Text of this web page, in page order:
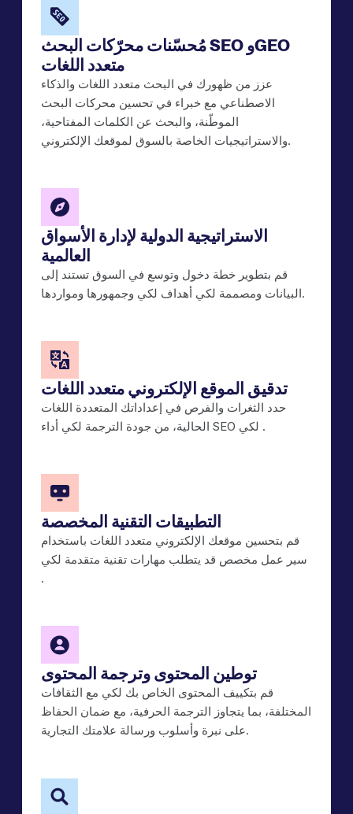
مُحسّنات محرّكات البحث SEO وGEO
متعدد اللغات
عزز من ظهورك في البحث متعدد اللغات والذكاء
الاصطناعي مع خبراء في تحسين محركات البحث
الموطّنة، والبحث عن الكلمات المفتاحية،
والاستراتيجيات الخاصة بالسوق لموقعك الإلكتروني.
الاستراتيجية الدولية لإدارة الأسواق
العالمية
قم بتطوير خطة دخول وتوسع في السوق تستند إلى
البيانات ومصممة لكي أهداف لكي وجمهورها ومواردها.
تدقيق الموقع الإلكتروني متعدد اللغات
حدد الثغرات والفرص في إعداداتك المتعددة اللغات
الحالية، من جودة الترجمة لكي أداء SEO لكي .
التطبيقات التقنية المخصصة
قم بتحسين موقعك الإلكتروني متعدد اللغات باستخدام
سير عمل مخصص قد يتطلب مهارات تقنية متقدمة لكي
.
توطين المحتوى وترجمة المحتوى
قم بتكييف المحتوى الخاص بك لكي مع الثقافات
المختلفة، بما يتجاوز الترجمة الحرفية، مع ضمان الحفاظ
على نبرة وأسلوب ورسالة علامتك التجارية.